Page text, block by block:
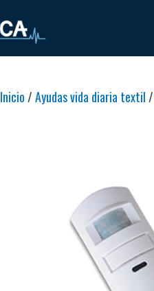
Inicio /Ayudas vida diaria textil /